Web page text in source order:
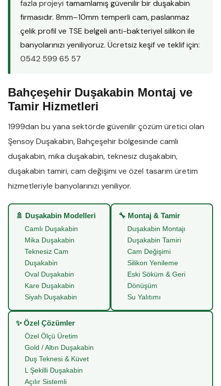
fazla projeyi tamamlamış güvenilir bir duşakabin
firmasıdır. 8mm–10mm temperli cam, paslanmaz
çelik profil ve TSE belgeli anti-bakteriyel silikon ile
banyolarınızı yeniliyoruz. Ücretsiz keşif ve teklif için:
0542 599 65 57
Bahçeşehir Duşakabin Montaj ve
Tamir Hizmetleri
1999dan bu yana sektörde güvenilir çözüm üretici olan
Şensoy Duşakabin,Bahçeşehirbölgesinde camlı
duşakabin,mika duşakabin, teknesiz duşakabin,
duşakabin tamiri,cam değişimi ve özel tasarım üretim
hizmetleriyle banyolarınızı yeniliyor.
🚿 Duşakabin Modelleri
Camlı Duşakabin
Mika Duşakabin
Teknesiz Cam
Duşakabin
Oval Duşakabin
Kare Duşakabin
Siyah Duşakabin
🔧 Montaj & Tamir
Duşakabin Montajı
Duşakabin Tamiri
Cam Değişimi
Silikon Yenileme
Eski Söküm & Geri
Dönüşüm
Su Yalıtımı
✨ Özel Çözümler
Özel Ölçü Üretim
Gold / Altın Duşakabin
Duş Teknesi & Küvet
L Şekilli Duşakabin
Açılır Sistemli